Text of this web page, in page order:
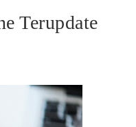
Terupdate